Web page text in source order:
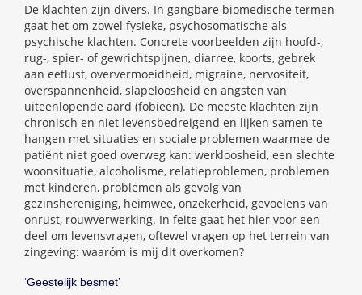
De klachten zijn divers. In gangbare biomedische termen
gaat het om zowel fysieke, psychosomatische als
psychische klachten. Concrete voorbeelden zijn hoofd-,
rug-, spier- of gewrichtspijnen, diarree, koorts, gebrek
aan eetlust, oververmoeidheid, migraine, nervositeit,
overspannenheid, slapeloosheid en angsten van
uiteenlopende aard (fobieën). De meeste klachten zijn
chronisch en niet levensbedreigend en lijken samen te
hangen met situaties en sociale problemen waarmee de
patiënt niet goed overweg kan: werkloosheid, een slechte
woonsituatie, alcoholisme, relatieproblemen, problemen
met kinderen, problemen als gevolg van
gezinshereniging, heimwee, onzekerheid, gevoelens van
onrust, rouwverwerking. In feite gaat het hier voor een
deel om levensvragen, oftewel vragen op het terrein van
zingeving: waaróm is mij dit overkomen?
‘Geestelijk besmet’